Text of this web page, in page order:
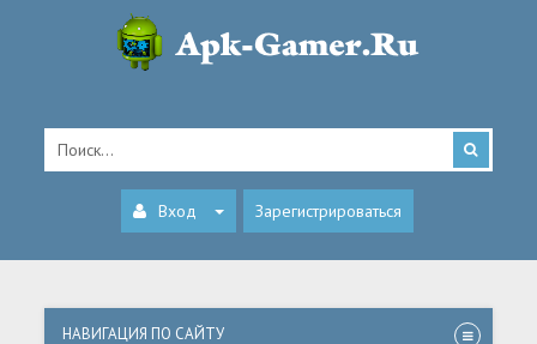
Вход Зарегистрироваться
НАВИГАЦИЯ ПО САЙТУ